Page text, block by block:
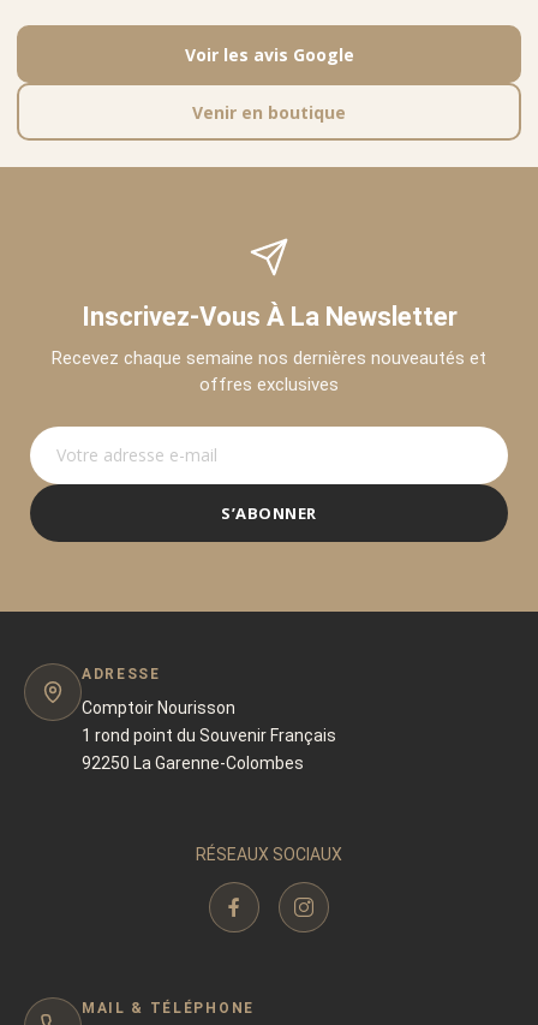
Voir les avis Google
Venir en boutique
Inscrivez-Vous À La Newsletter
Recevez chaque semaine nos dernières nouveautés et
offres exclusives
S’ABONNER
ADRESSE
Comptoir Nourisson
1 rond point du Souvenir Français
92250 La Garenne-Colombes
RÉSEAUX SOCIAUX
MAIL & TÉLÉPHONE